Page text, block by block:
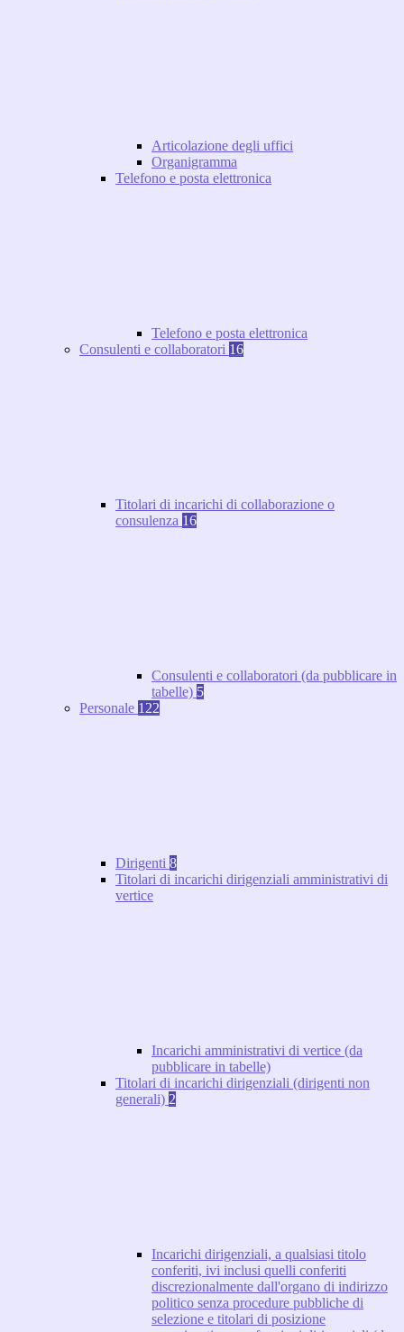
Articolazione degli uffici
Organigramma
Telefono e posta elettronica
Telefono e posta elettronica
Consulenti e collaboratori 16
Titolari di incarichi di collaborazione o
consulenza 16
Consulenti e collaboratori (da pubblicare in
tabelle) 5
Personale 122
Dirigenti 8
Titolari di incarichi dirigenziali amministrativi di
vertice
Incarichi amministrativi di vertice (da
pubblicare in tabelle)
Titolari di incarichi dirigenziali (dirigenti non
generali) 2
Incarichi dirigenziali, a qualsiasi titolo
conferiti, ivi inclusi quelli conferiti
discrezionalmente dall'organo di indirizzo
politico senza procedure pubbliche di
selezione e titolari di posizione